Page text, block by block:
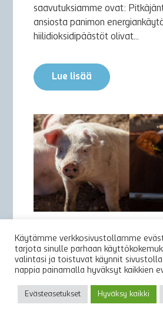
saavutuksiamme ovat:
ansiosta panimon
hiilidioksidipäästöt olivat...
Lue lisää
19.02.2021
TIESITKÖ? OLUESTA
MONILLE
Käytämme verkkosivustollamme
tarjota sinulle parhaan
valintasi ja toistuvat käynnit
nappia painamalla hyväksyt kaikkien
Evästeasetukset Hyväksy kaikki